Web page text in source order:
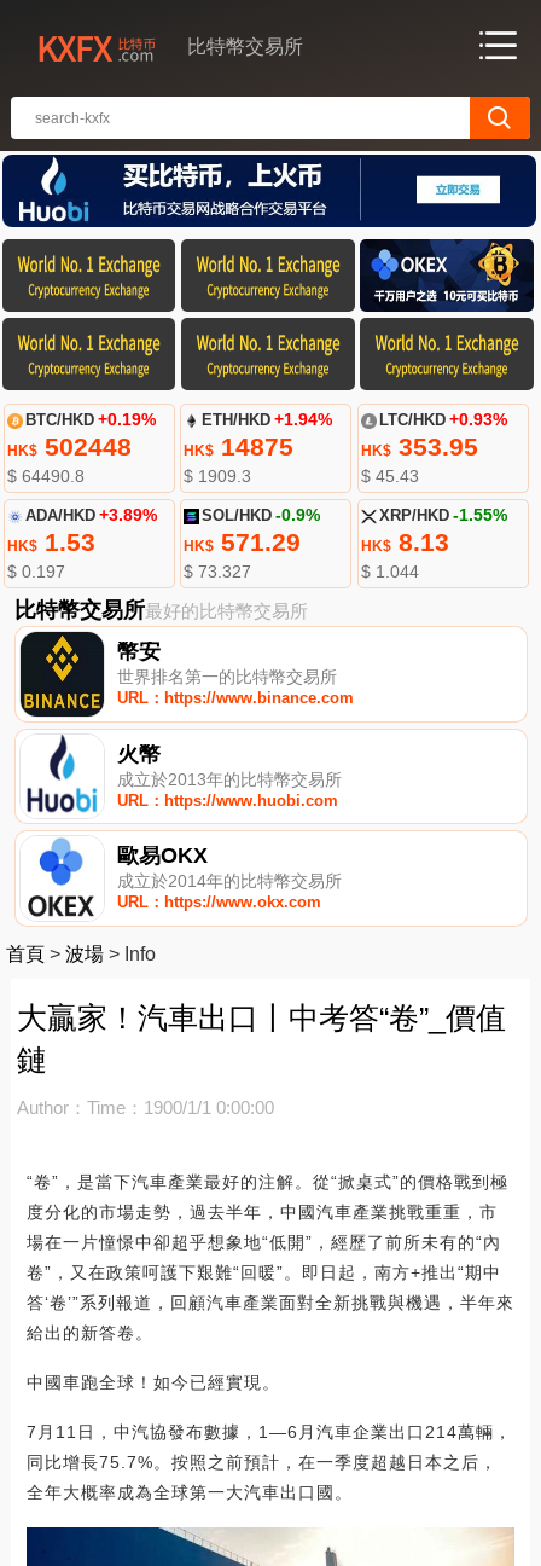
比特幣交易所
BTC/HKD +0.19%
HK$502448
$ 64490.8
ETH/HKD +1.94%
HK$ 14875
$ 1909.3
LTC/HKD +0.93%
HK$353.95
$ 45.43
ADA/HKD +3.89%
HK$1.53
$ 0.197
SOL/HKD -0.9%
HK$ 571.29
$ 73.327
XRP/HKD -1.55%
HK$8.13
$ 1.044
比特幣交易所最好的比特幣交易所
幣安
世界排名第一的比特幣交易所
URL：https://www.binance.com
火幣
成立於2013年的比特幣交易所
URL：https://www.huobi.com
歐易OKX
成立於2014年的比特幣交易所
URL：https://www.okx.com
首頁 > 波場 > Info
大贏家！汽車出口丨中考答“卷”_價值
鏈
Author： Time：1900/1/1 0:00:00
“卷”，是當下汽車產業最好的注解。從“掀桌式”的價格戰到極
度分化的市場走勢，過去半年，中國汽車產業挑戰重重，市
場在一片憧憬中卻超乎想象地“低開”，經歷了前所未有的“內
卷”，又在政策呵護下艱難“回暖”。即日起，南方+推出“期中
答‘卷’”系列報道，回顧汽車產業面對全新挑戰與機遇，半年來
給出的新答卷。
中國車跑全球！如今已經實現。
7月11日，中汽協發布數據，1—6月汽車企業出口214萬輛，
同比增長75.7%。按照之前預計，在一季度超越日本之后，
全年大概率成為全球第一大汽車出口國。